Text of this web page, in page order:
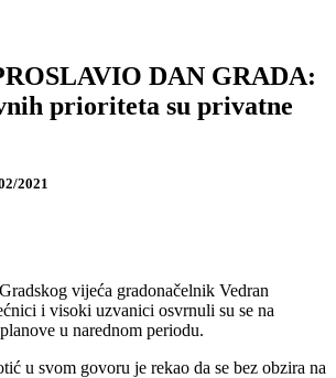
DAN GRADA:
prioriteta su privatne
2021
vijeća gradonačelnik Vedran
i visoki uzvanici osvrnuli su se na
u narednom periodu.
u svom govoru je rekao da se bez obzira na